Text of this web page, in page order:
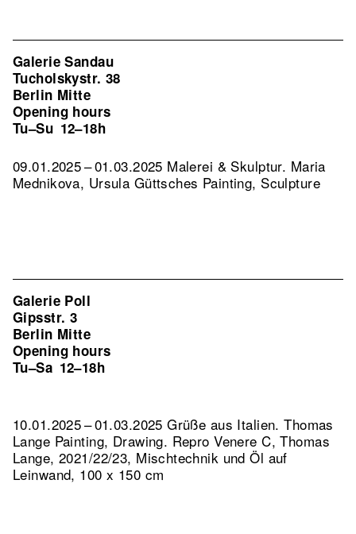
Galerie Sandau
Tucholskystr. 38
Berlin Mitte
Opening hours
Tu–Su 12–18h
09.01.2025 – 01.03.2025 Malerei & Skulptur. Maria
Mednikova, Ursula Güttsches Painting, Sculpture
Galerie Poll
Gipsstr. 3
Berlin Mitte
Opening hours
Tu–Sa 12–18h
10.01.2025 – 01.03.2025 Grüße aus Italien. Thomas
Lange Painting, Drawing. Repro Venere C, Thomas
Lange, 2021/22/23, Mischtechnik und Öl auf
Leinwand, 100 x 150 cm